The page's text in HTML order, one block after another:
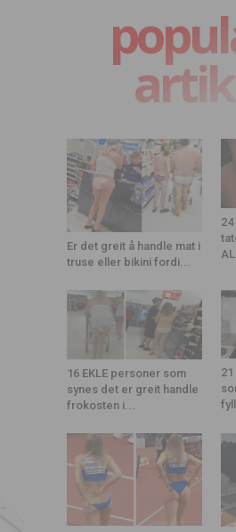
Er det greit å handle mat i
truse eller bikini fordi...
16 EKLE personer som
synes det er greit handle
frokosten i...